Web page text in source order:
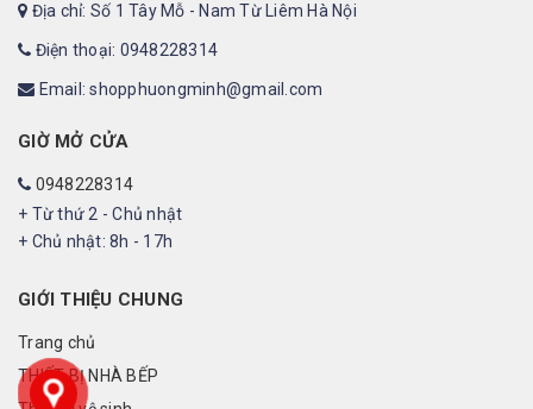
Địa chỉ: Số 1 Tây Mỗ - Nam Từ Liêm Hà Nội
Điện thoại: 0948228314
Email: shopphuongminh@gmail.com
GIỜ MỞ CỬA
0948228314
+ Từ thứ 2 - Chủ nhật
+ Chủ nhật: 8h - 17h
GIỚI THIỆU CHUNG
Trang chủ
THIẾT BỊ NHÀ BẾP